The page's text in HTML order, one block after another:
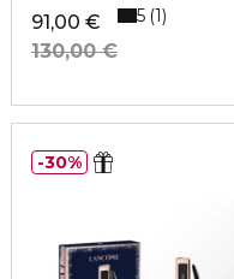
91,00 €
130,00 €
5 1
30%